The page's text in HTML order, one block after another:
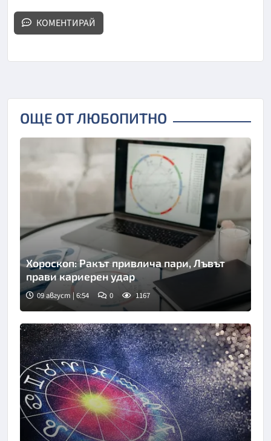
КОМЕНТИРАЙ
ОЩЕ ОТ ЛЮБОПИТНО
Хороскоп: Ракът привлича пари, Лъвът
прави кариерен удар
09 август | 6:54 0 1167